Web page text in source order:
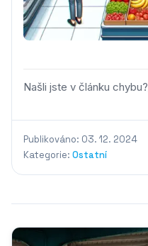
Našli jste v článku chybu?
Publikováno: 03. 12. 2024
Kategorie: Ostatní